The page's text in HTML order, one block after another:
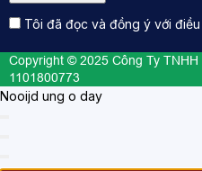
Tôi đã đọc và đồng ý với
Copyright © 2025 Công Ty
1101800773
Nooijd ung o day